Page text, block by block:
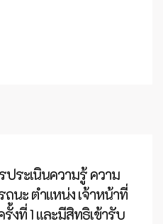
ระเนินความรู้ ความ
นะ ตำแหน่ง เจ้าหน้าที่
งที่ 1 และมีสิทธิเข้ารับ